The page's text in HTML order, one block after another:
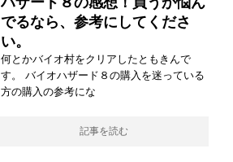
でるなら、参考にしてくださ
い。
何とかバイオ村をクリアしたともきんで
す。 バイオハザード８の購入を迷っている
方の購入の参考にな
記事を読む